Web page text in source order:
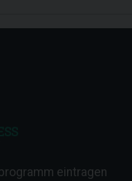
eintragen